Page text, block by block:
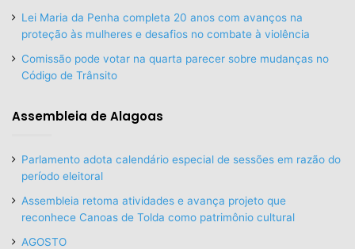
Lei Maria da Penha completa 20 anos com avanços na
proteção às mulheres e desafios no combate à violência
Comissão pode votar na quarta parecer sobre mudanças no
Código de Trânsito
Assembleia de Alagoas
Parlamento adota calendário especial de sessões em razão do
período eleitoral
Assembleia retoma atividades e avança projeto que
reconhece Canoas de Tolda como patrimônio cultural
AGOSTO